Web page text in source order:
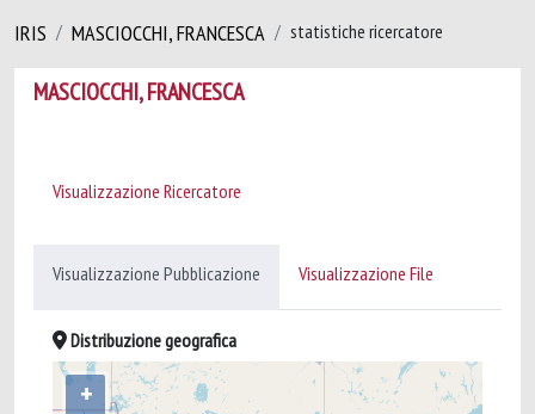
IRIS MASCIOCCHI, FRANCESCA statistiche ricercatore
MASCIOCCHI, FRANCESCA
Visualizzazione Ricercatore
Visualizzazione Pubblicazione Visualizzazione File
Distribuzione geografica
+